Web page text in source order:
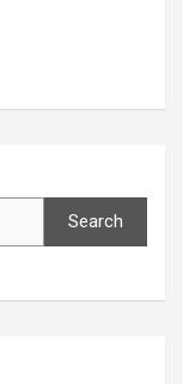
Search